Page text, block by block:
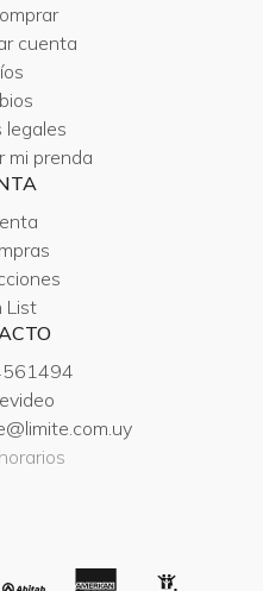
cuenta
legales
mi prenda
List